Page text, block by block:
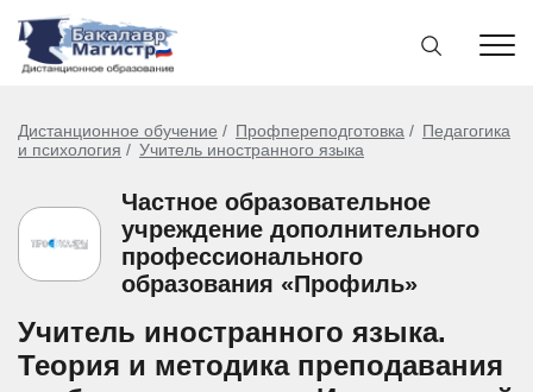
Дистанционное обучение Профпереподготовка
Педагогика
и психология
Учитель иностранного языка
Частное образовательное
учреждение дополнительного
профессионального
образования «Профиль»
Учитель иностранного языка.
Теория и методика преподавания